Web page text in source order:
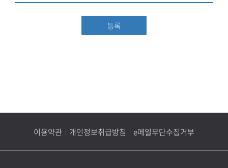
등록
이용약관 개인정보취급방침 e메일무단수집거부